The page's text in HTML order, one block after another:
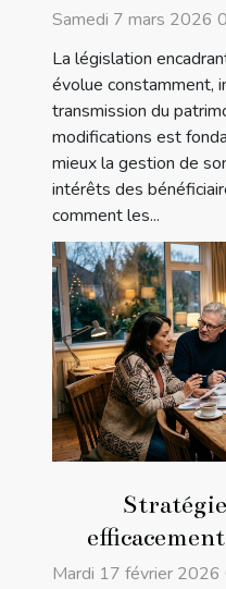
Samedi 7 mars 2026
La législation
évolue constamment,
transmission du
modifications est
mieux la gestion de
intérêts des
comment les...
Mardi 17 février